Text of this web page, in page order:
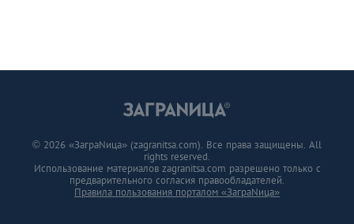
© 2026 «ЗаграNица» (zagranitsa.com). Все права защищены. All
rights reserved.
Использование материалов zagranitsa.com разрешено только с
предварительного согласия правообладателей.
Правила пользования порталом «ЗаграNица»